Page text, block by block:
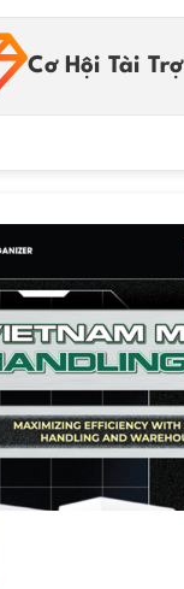
Cơ Hội Tài Trợ